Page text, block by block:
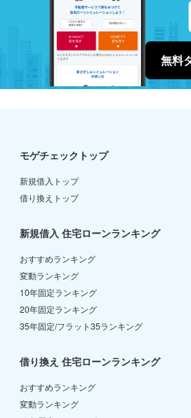
無料
モゲチェックトップ
新規借入トップ
借り換えトップ
新規借入 住宅ローンランキング
おすすめランキング
変動ランキング
10年固定ランキング
20年固定ランキング
35年固定/フラット35ランキング
借り換え 住宅ローンランキング
おすすめランキング
変動ランキング